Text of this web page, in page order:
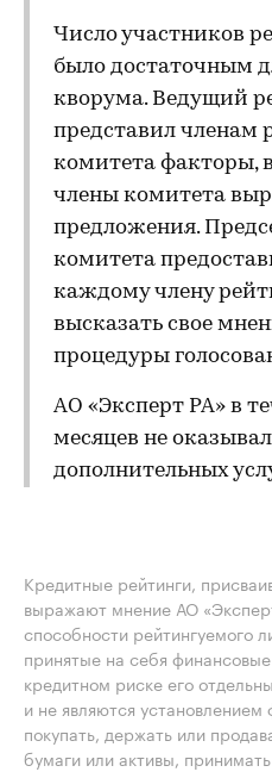
Число участников
было достаточным
кворума. Ведущий
представил членам
комитета факторы,
члены комитета
предложения.
комитета
каждому члену
высказать свое
процедуры
АО «Эксперт РА» в
месяцев не
дополнительных
Кредитные рейтинги,
выражают мнение АО
способности рейтингуемого
принятые на себя
кредитном риске его
и не являются
покупать, держать или
бумаги или активы,